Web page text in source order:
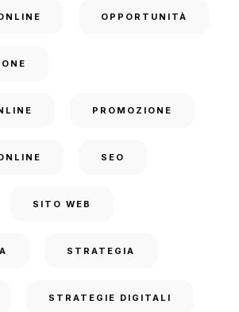
OPPORTUNITÀ
PROMOZIONE
SEO
SITO WEB
STRATEGIA
STRATEGIE DIGITALI